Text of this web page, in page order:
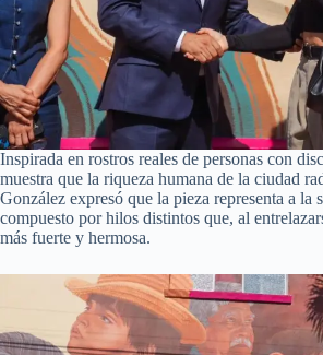
Inspirada en rostros reales de personas con
muestra que la riqueza humana de la ciudad
González expresó que la pieza representa a la
compuesto por hilos distintos que, al
más fuerte y hermosa.